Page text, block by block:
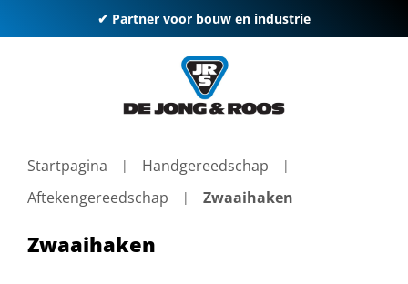
✔ Partner voor bouw en industrie
Startpagina
Handgereedschap
Aftekengereedschap
Zwaaihaken
Zwaaihaken